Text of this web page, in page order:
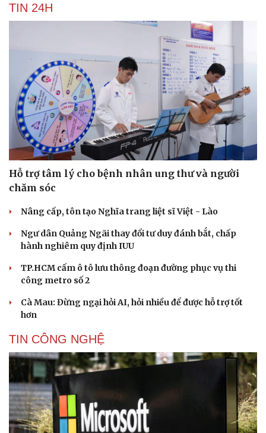
Cải chính
TIN 24H
Hỗ trợ tâm lý cho bệnh nhân ung thư và người
chăm sóc
Nâng cấp, tôn tạo Nghĩa trang liệt sĩ Việt - Lào
Ngư dân Quảng Ngãi thay đổi tư duy đánh bắt, chấp
hành nghiêm quy định IUU
TP.HCM cấm ô tô lưu thông đoạn đường phục vụ thi
công metro số 2
Cà Mau: Đừng ngại hỏi AI, hỏi nhiều để được hỗ trợ tốt
hơn
TIN CÔNG NGHỆ